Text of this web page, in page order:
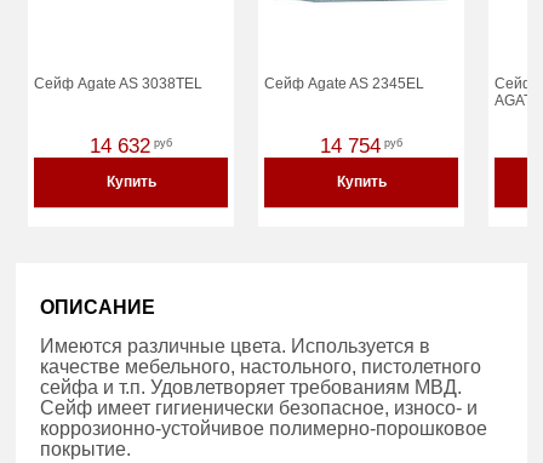
Сейф Agate AS 3038TEL
14 632 руб
Купить
Сейф Agate AS 2345EL
14 754 руб
Купить
Сейф
ОПИСАНИЕ
Имеются различные цвета. Используется в
качестве мебельного, настольного, пистолетного
сейфа и т.п. Удовлетворяет требованиям МВД.
Сейф имеет гигиенически безопасное, износо- и
коррозионно-устойчивое полимерно-порошковое
покрытие.